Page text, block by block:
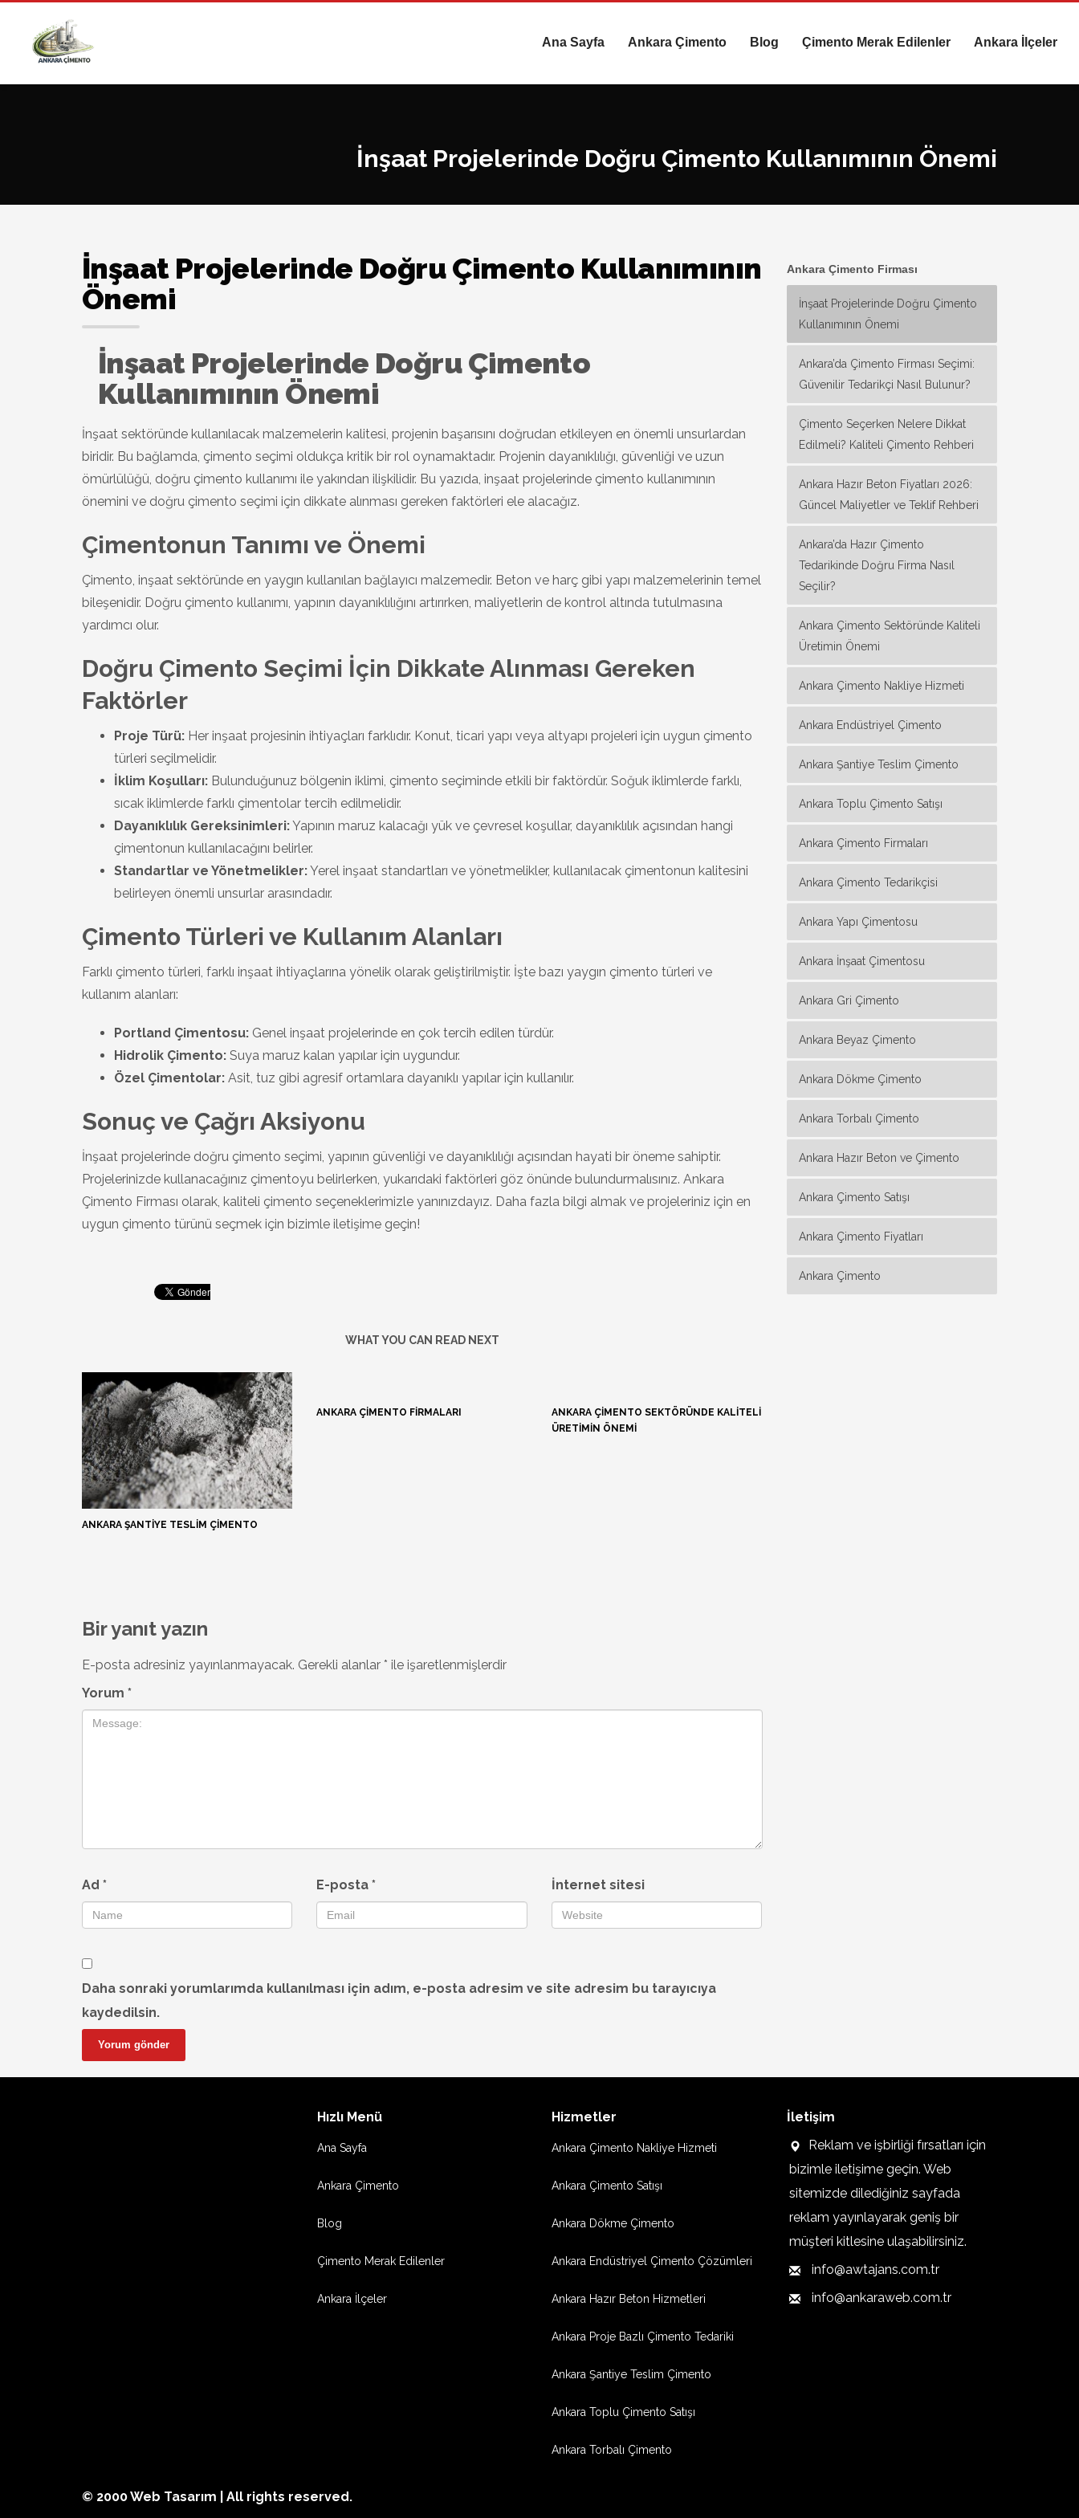
Ana Sayfa Ankara Çimento Blog Çimento Merak Edilenler Ankara İlçeler
İnşaat Projelerinde Doğru Çimento Kullanımının Önemi
İnşaat Projelerinde Doğru Çimento Kullanımının
Önemi
İnşaat Projelerinde Doğru Çimento
Kullanımının Önemi
İnşaat sektöründe kullanılacak malzemelerin kalitesi, projenin başarısını doğrudan etkileyen en önemli unsurlardan
biridir. Bu bağlamda, çimento seçimi oldukça kritik bir rol oynamaktadır. Projenin dayanıklılığı, güvenliği ve uzun
ömürlülüğü, doğru çimento kullanımı ile yakından ilişkilidir. Bu yazıda, inşaat projelerinde çimento kullanımının
önemini ve doğru çimento seçimi için dikkate alınması gereken faktörleri ele alacağız.
Çimentonun Tanımı ve Önemi
Çimento, inşaat sektöründe en yaygın kullanılan bağlayıcı malzemedir. Beton ve harç gibi yapı malzemelerinin temel
bileşenidir. Doğru çimento kullanımı, yapının dayanıklılığını artırırken, maliyetlerin de kontrol altında tutulmasına
yardımcı olur.
Doğru Çimento Seçimi İçin Dikkate Alınması Gereken
Faktörler
Proje Türü: Her inşaat projesinin ihtiyaçları farklıdır. Konut, ticari yapı veya altyapı projeleri için uygun çimento
türleri seçilmelidir.
İklim Koşulları: Bulunduğunuz bölgenin iklimi, çimento seçiminde etkili bir faktördür. Soğuk iklimlerde farklı,
sıcak iklimlerde farklı çimentolar tercih edilmelidir.
Dayanıklılık Gereksinimleri:Yapının maruz kalacağı yük ve çevresel koşullar, dayanıklılık açısından hangi
çimentonun kullanılacağını belirler.
Standartlar ve Yönetmelikler:Yerel inşaat standartları ve yönetmelikler, kullanılacak çimentonun kalitesini
belirleyen önemli unsurlar arasındadır.
Çimento Türleri ve Kullanım Alanları
Farklı çimento türleri, farklı inşaat ihtiyaçlarına yönelik olarak geliştirilmiştir. İşte bazı yaygın çimento türleri ve
kullanım alanları:
Portland Çimentosu: Genel inşaat projelerinde en çok tercih edilen türdür.
Hidrolik Çimento: Suya maruz kalan yapılar için uygundur.
Özel Çimentolar: Asit, tuz gibi agresif ortamlara dayanıklı yapılar için kullanılır.
Sonuç ve Çağrı Aksiyonu
İnşaat projelerinde doğru çimento seçimi, yapının güvenliği ve dayanıklılığı açısından hayati bir öneme sahiptir.
Projelerinizde kullanacağınız çimentoyu belirlerken, yukarıdaki faktörleri göz önünde bulundurmalısınız. Ankara
Çimento Firması olarak, kaliteli çimento seçeneklerimizle yanınızdayız. Daha fazla bilgi almak ve projeleriniz için en
uygun çimento türünü seçmek için bizimle iletişime geçin!
WHAT YOU CAN READ NEXT
ANKARA ŞANTIYE TESLIM ÇIMENTO
ANKARA ÇIMENTO FIRMALARI
ANKARA ÇIMENTO SEKTÖRÜNDE KALITELI
ÜRETIMIN ÖNEMI
Bir yanıt yazın
E-posta adresiniz yayınlanmayacak. Gerekli alanlar * ile işaretlenmişlerdir
Yorum *
Ad * E-posta* İnternet sitesi
Daha sonraki yorumlarımda kullanılması için adım, e-posta adresim ve site adresim bu tarayıcıya
kaydedilsin.
Ankara Çimento Firması
İnşaat Projelerinde Doğru Çimento
Kullanımının Önemi
Ankara’da Çimento Firması Seçimi:
Güvenilir Tedarikçi Nasıl Bulunur?
Çimento Seçerken Nelere Dikkat
Edilmeli? Kaliteli Çimento Rehberi
Ankara Hazır Beton Fiyatları 2026:
Güncel Maliyetler ve Teklif Rehberi
Ankara’da Hazır Çimento
Tedarikinde Doğru Firma Nasıl
Seçilir?
Ankara Çimento Sektöründe Kaliteli
Üretimin Önemi
Ankara Çimento Nakliye Hizmeti
Ankara Endüstriyel Çimento
Ankara Şantiye Teslim Çimento
Ankara Toplu Çimento Satışı
Ankara Çimento Firmaları
Ankara Çimento Tedarikçisi
Ankara Yapı Çimentosu
Ankara İnşaat Çimentosu
Ankara Gri Çimento
Ankara Beyaz Çimento
Ankara Dökme Çimento
Ankara Torbalı Çimento
Ankara Hazır Beton ve Çimento
Ankara Çimento Satışı
Ankara Çimento Fiyatları
Ankara Çimento
Hızlı Menü
Ana Sayfa
Ankara Çimento
Blog
Çimento Merak Edilenler
Ankara İlçeler
Hizmetler
Ankara Çimento Nakliye Hizmeti
Ankara Çimento Satışı
Ankara Dökme Çimento
Ankara Endüstriyel Çimento Çözümleri
Ankara Hazır Beton Hizmetleri
Ankara Proje Bazlı Çimento Tedariki
Ankara Şantiye Teslim Çimento
Ankara Toplu Çimento Satışı
Ankara Torbalı Çimento
İletişim
Reklam ve işbirliği fırsatları için
bizimle iletişime geçin. Web
sitemizde dilediğiniz sayfada
reklam yayınlayarak geniş bir
müşteri kitlesine ulaşabilirsiniz.
info@awtajans.com.tr
info@ankaraweb.com.tr
© 2000Web Tasarım | All rights reserved.